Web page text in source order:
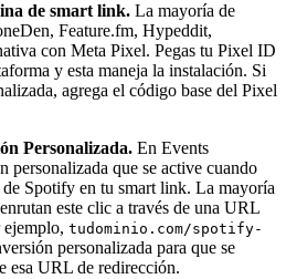
de smart link. La mayoría de
Feature.fm, Hypeddit,
con Meta Pixel. Pegas tu Pixel ID
y esta maneja la instalación. Si
agrega el código base del Pixel
Personalizada. En Events
personalizada que se active cuando
Spotify en tu smart link. La mayoría
este clic a través de una URL
tudominio.com/spotify-
personalizada para que se
esa URL de redirección.